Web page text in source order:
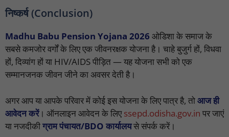
निष्कर्ष (Conclusion)
Madhu Babu Pension Yojana 2026 ओडिशा के समाज के
सबसे कमजोर वर्गों के लिए एक जीवनरक्षक योजना है। चाहे बुजुर्ग हों, विधवा
हों, दिव्यांग हों या HIV/AIDS पीड़ित — यह योजना सभी को एक
सम्मानजनक जीवन जीने का अवसर देती है।
अगर आप या आपके परिवार में कोई इस योजना के लिए पात्र है, तोआज ही
आवेदन करें। ऑनलाइन आवेदन के लिएssepd.odisha.gov.in पर जाएं
या नजदीकीग्राम पंचायत/BDO कार्यालयसे संपर्क करें।